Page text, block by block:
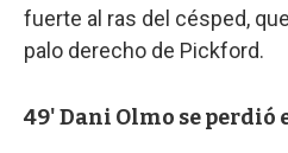
fuerte al ras del césped,
palo derecho de Pickford.
49' Dani Olmo se perdió